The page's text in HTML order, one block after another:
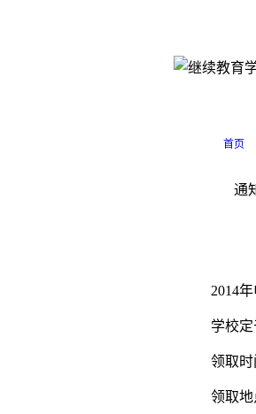
首页
通
2014
学校定
领取时
领取地